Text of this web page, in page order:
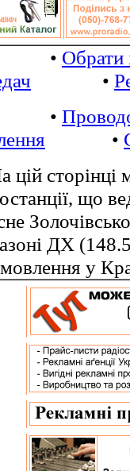
Обрати
•
•
сторінці
що
ДХ
у